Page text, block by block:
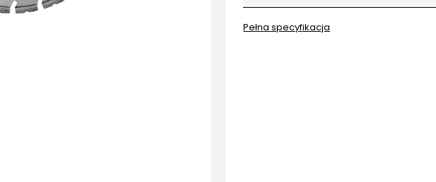
Pełna specyfikacja